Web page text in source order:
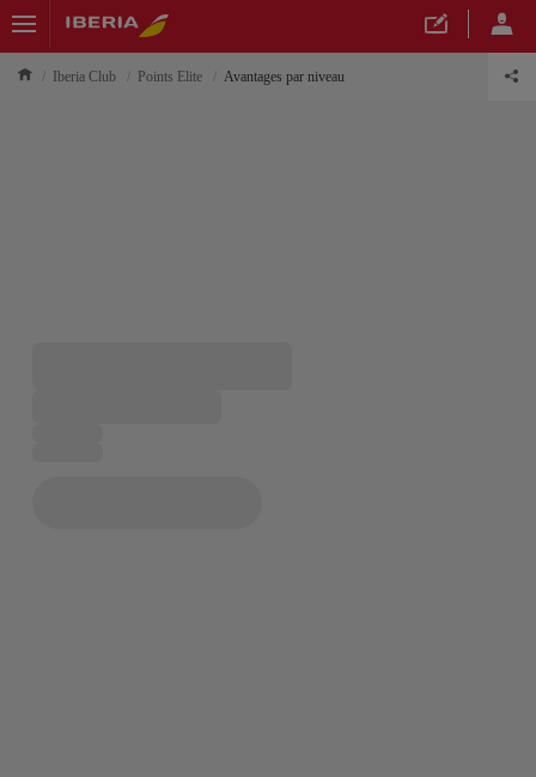
Iberia Club Points Elite Avantages par niveau